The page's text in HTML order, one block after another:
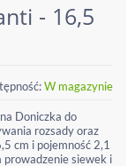
- 16,5
W magazynie
Doniczka do
rozsady oraz
cm i pojemność 2,1
prowadzenie siewek i